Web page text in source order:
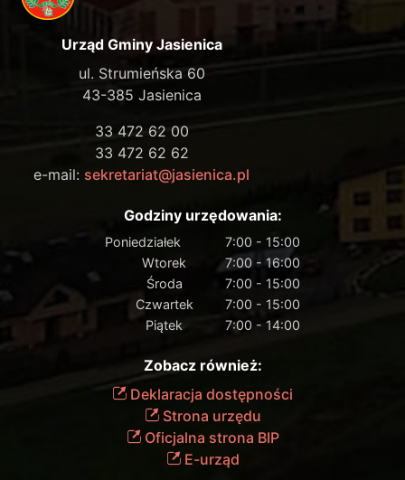
Urząd Gminy Jasienica
ul. Strumieńska 60
43-385 Jasienica
33 472 62 00
33 472 62 62
e-mail: sekretariat@jasienica.pl
Godziny urzędowania:
Poniedziałek
7:00 - 15:00
Wtorek
7:00 - 16:00
Środa
7:00 - 15:00
Czwartek
7:00 - 15:00
Piątek
7:00 - 14:00
Zobacz również:
Deklaracja dostępności
Strona urzędu
Oficjalna strona BIP
E-urząd